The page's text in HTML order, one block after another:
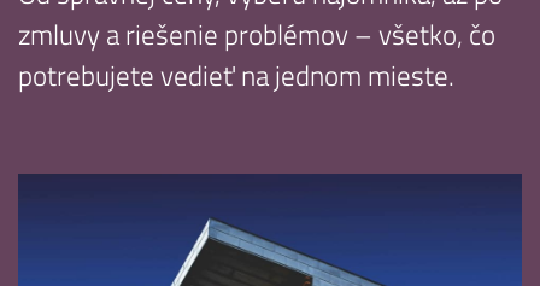
zmluvy a riešenie problémov – všetko, čo
potrebujete vedieť na jednom mieste.